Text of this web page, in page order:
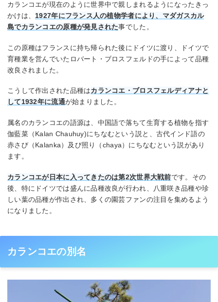
カランコエが現在のように世界中で親しまれるようになったきっ
かけは、 1927年にフランス人の植物学者により、マダガスカル
島でカランコエの原種が発見された事でした。
この原種はフランスに持ち帰られた後にドイツに渡り、ドイツで
育種業を営んでいたロバート・ブロスフェルドの手によって品種
改良されました。
こうして作出された品種はカランコエ・ブロスフェルディアナと
して1932年に流通が始まりました。
属名のカランコエの語源は、中国語で落ちて生育する植物を指す
伽藍菜（Kalan Chauhuy)にちなむという説と、古代インド語の
赤さび（Kalanka）及び照り（chaya）にちなむという説があり
ます。
カランコエが日本に入ってきたのは第2次世界大戦前です。その
後、特にドイツでは盛んに品種改良が行われ、八重咲き品種や珍
しい葉の品種が作出され、多くの園芸ファンの注目を集めるよう
になりました。
カランコエの別名